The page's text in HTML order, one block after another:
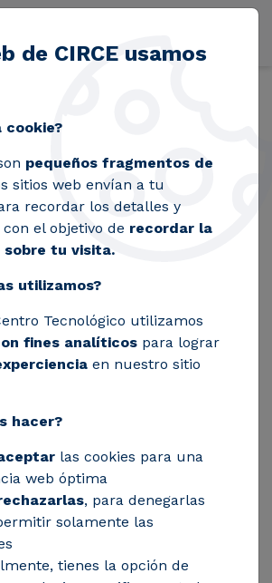
un facilitador para la colaboración
un
para la
privada en el
energético
requiere el
innovaciones radicales y
con un retorno
garantizado, tareas
ser realizadas
de CIRCE usamos
cookie?
pequeños fragmentos de
sitios web envían a tu
recordar los detalles y
el objetivo de recordar la
sobre tu visita.
utilizamos?
Tecnológico utilizamos
fines analíticos para lograr
en nuestro sitio
hacer?
las cookies para una
web óptima
, para denegarlas
solamente las
tienes la opción de